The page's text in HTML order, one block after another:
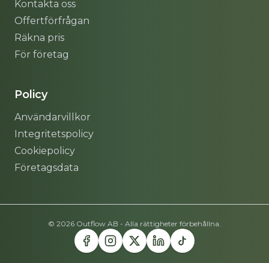
Kontakta oss
Offertförfrågan
Räkna pris
För företag
Policy
Användarvillkor
Integritetspolicy
Cookiepolicy
Företagsdata
© 2026 Outflow AB - Alla rättigheter förbehållna.